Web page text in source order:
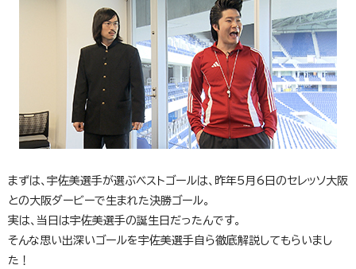
まずは、宇佐美選手が選ぶベストゴールは、昨年5月6日のセレッソ大阪
との大阪ダービーで生まれた決勝ゴール。
実は、当日は宇佐美選手の誕生日だったんです。
そんな思い出深いゴールを宇佐美選手自ら徹底解説してもらいまし
た！